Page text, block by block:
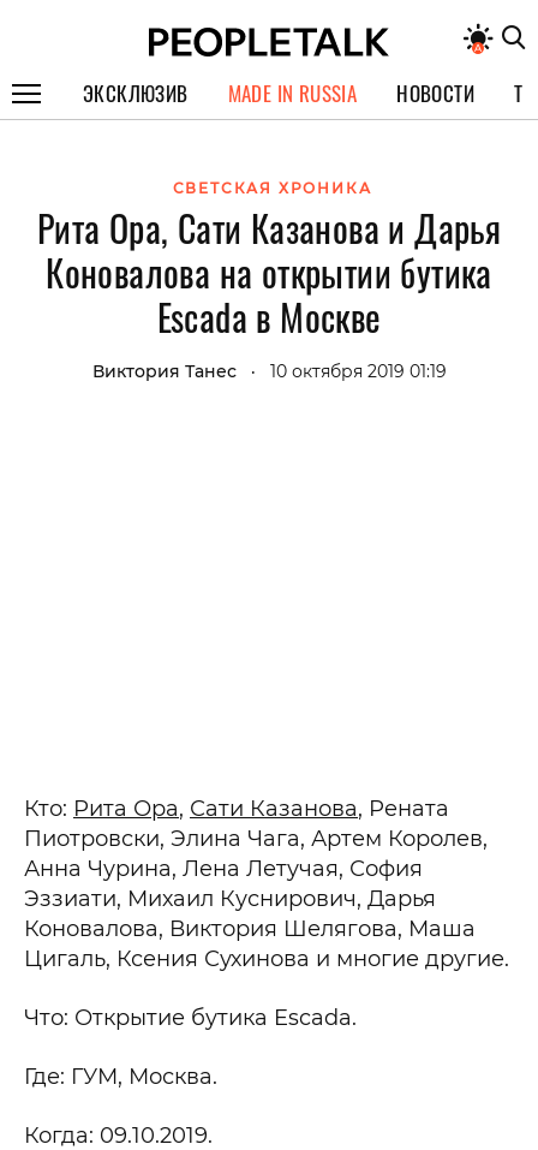
ЭКСКЛЮЗИВ
СПЕЦПРОЕКТЫ
ИНТЕРВЬЮ
ПОКОЛЕНИЕ
MADE IN RUSSIA НОВОСТИ
СВЕТСКАЯ ХРОНИКА
Рита Ора, Сати Казанова и Дарья
Коновалова на открытии бутика
Escada в Москве
Виктория Танес • 10 октября 2019 01:19
Кто: Рита Ора, Сати Казанова, Рената
Пиотровски, Элина Чага, Артем Королев,
Анна Чурина, Лена Летучая, София
Эззиати, Михаил Куснирович, Дарья
Коновалова, Виктория Шелягова, Маша
Цигаль, Ксения Сухинова и многие другие.
Что: Открытие бутика Escada.
Где: ГУМ, Москва.
Когда: 09.10.2019.